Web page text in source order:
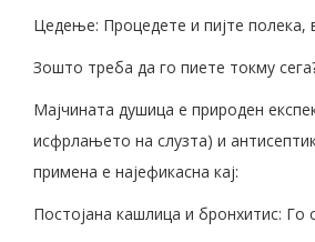
Цедење: Процедете и пијте полека,
Зошто треба да го пиете токму
Мајчината душица е природен
исфрлањето на слузта) и
примена е најефикасна кај:
Постојана кашлица и бронхитис: Го